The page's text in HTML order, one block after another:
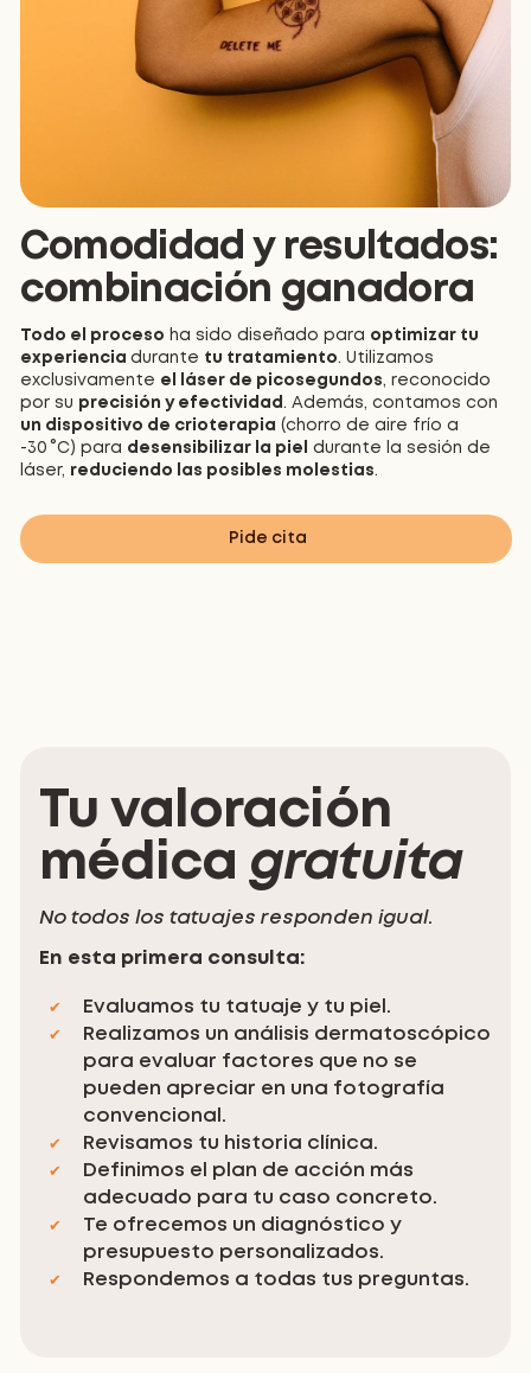
Comodidad y resultados:
combinación ganadora
Todo el proceso ha sido diseñado para optimizar tu
experiencia durante tu tratamiento. Utilizamos
exclusivamente el láser de picosegundos, reconocido
por su precisión y efectividad . Además, contamos con
un dispositivo de crioterapia (chorro de aire frío a
-30 °C) para desensibilizar la piel
durante la sesión de
láser, reduciendo las posibles molestias.
Pide cita
Tu valoración
médica gratuita
No todos los tatuajes responden igual.
En esta primera consulta:
Evaluamos tu tatuaje y tu piel.
Realizamos un análisis dermatoscópico
para evaluar factores que no se
pueden apreciar en una fotografía
convencional.
Revisamos tu historia clínica.
Definimos el plan de acción más
adecuado para tu caso concreto.
Te ofrecemos un diagnóstico y
presupuesto personalizados.
Respondemos a todas tus preguntas.